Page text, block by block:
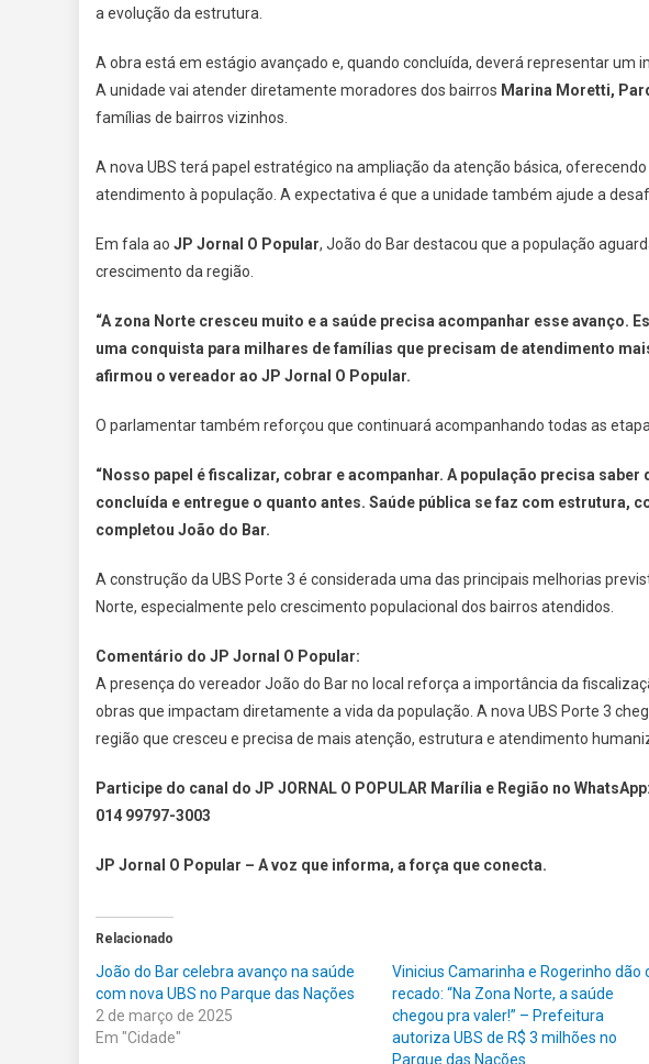
a evolução da estrutura.
A obra está em estágio avançado e, quando concluída, deverá representar um
A unidade vai atender diretamente moradores dos bairros Marina Moretti,
famílias de bairros vizinhos.
A nova UBS terá papel estratégico na ampliação da atenção básica,
atendimento à população. A expectativa é que a unidade também ajude a
Em fala ao JP Jornal O Popular, João do Bar destacou que a população
crescimento da região.
“A zona Norte cresceu muito e a saúde precisa acompanhar esse avanço.
uma conquista para milhares de famílias que precisam de atendimento
afirmou o vereador ao JP Jornal O Popular.
O parlamentar também reforçou que continuará acompanhando todas as
“Nosso papel é fiscalizar, cobrar e acompanhar. A população precisa
concluída e entregue o quanto antes. Saúde pública se faz com estrutura,
completou João do Bar.
A construção da UBS Porte 3 é considerada uma das principais melhorias
Norte, especialmente pelo crescimento populacional dos bairros atendidos.
Comentário do JP Jornal O Popular:
A presença do vereador João do Bar no local reforça a importância da
obras que impactam diretamente a vida da população. A nova UBS Porte 3
região que cresceu e precisa de mais atenção, estrutura e atendimento
Participe do canal do JP JORNAL O POPULAR Marília e Região no WhatsApp:
014 99797-3003
JP Jornal O Popular – A voz que informa, a força que conecta.
Relacionado
João do Bar celebra avanço na saúde
com nova UBS no Parque das Nações
2 de março de 2025
Em "Cidade"
Vinicius Camarinha e Rogerinho dão
recado: “Na Zona Norte, a saúde
chegou pra valer!” – Prefeitura
autoriza UBS de R$ 3 milhões no
Parque das Nações